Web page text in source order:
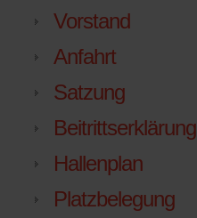
Vorstand
Anfahrt
Satzung
Beitrittserklärung
Hallenplan
Platzbelegung